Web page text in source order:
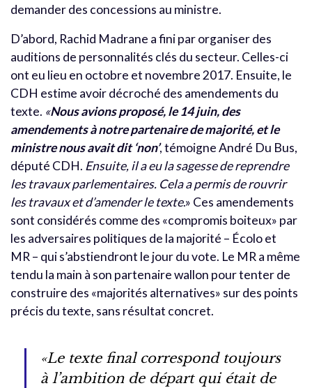
demander des concessions au ministre.
D’abord, Rachid Madrane a fini par organiser des
auditions de personnalités clés du secteur. Celles-ci
ont eu lieu en octobre et novembre 2017. Ensuite, le
CDH estime avoir décroché des amendements du
texte. «Nous avions proposé, le 14 juin, des
amendements à notre partenaire de majorité, et le
ministre nous avait dit ‘non’, témoigne André Du Bus,
député CDH. Ensuite, il a eu la sagesse de reprendre
les travaux parlementaires. Cela a permis de rouvrir
les travaux et d’amender le texte.» Ces amendements
sont considérés comme des «compromis boiteux» par
les adversaires politiques de la majorité – Écolo et
MR – qui s’abstiendront le jour du vote. Le MR a même
tendu la main à son partenaire wallon pour tenter de
construire des «majorités alternatives» sur des points
précis du texte, sans résultat concret.
«Le texte final correspond toujours
à l’ambition de départ qui était de